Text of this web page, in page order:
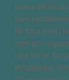
kärlek till
som
får följa med i
stort
tack för de
#Vigselring